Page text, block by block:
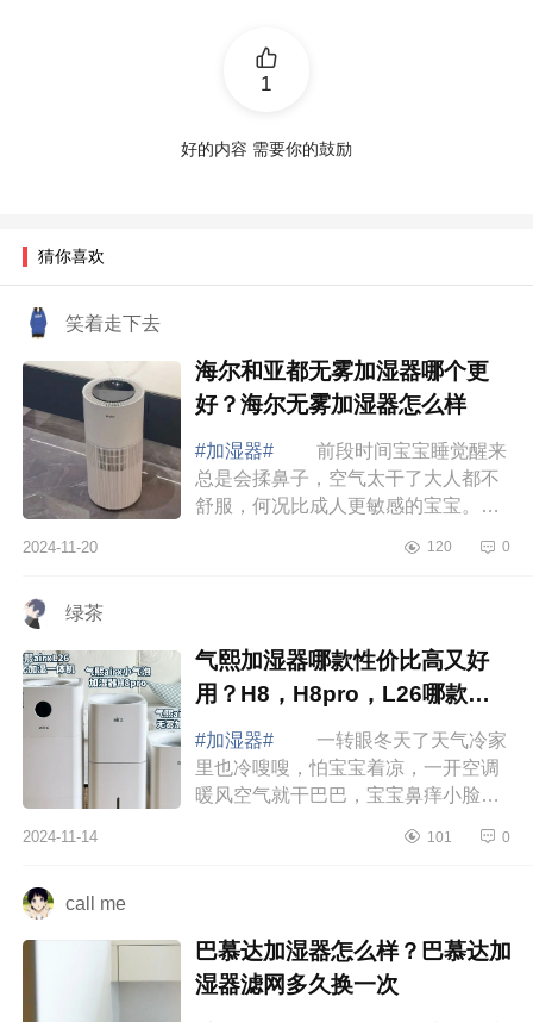
1
好的内容 需要你的鼓励
猜你喜欢
笑着走下去
海尔和亚都无雾加湿器哪个更
好？海尔无雾加湿器怎么样
#加湿器#
前段时间宝宝睡觉醒来
总是会揉鼻子，空气太干了大人都不
舒服，何况比成人更敏感的宝宝。做
器，宝宝的皮痒、鼻敏感等干燥症状
2024-11-20 120 0
绿茶
气熙加湿器哪款性价比高又好
用？H8，H8pro，L26哪款值
得入手
#加湿器#
一转眼冬天了天气冷家
里也冷嗖嗖，怕宝宝着凉，一开空调
暖风空气就干巴巴，宝宝鼻痒小脸干
严重，准备安排一台加湿器来改善家
2024-11-14 101 0
call me
巴慕达加湿器怎么样？巴慕达加
湿器滤网多久换一次